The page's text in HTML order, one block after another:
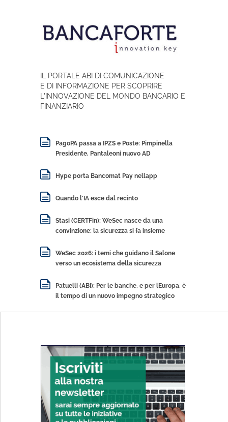
IL PORTALE ABI DI COMUNICAZIONE
E DI INFORMAZIONE PER SCOPRIRE
L'INNOVAZIONE DEL MONDO BANCARIO E
FINANZIARIO
PagoPA passa a IPZS e Poste: Pimpinella
Presidente, Pantaleoni nuovo AD
Hype porta Bancomat Pay nellapp
Quando l'IA esce dal recinto
Stasi (CERTFin): WeSec nasce da una
convinzione: la sicurezza si fa insieme
WeSec 2026: i temi che guidano il Salone
verso un ecosistema della sicurezza
Patuelli (ABI): Per le banche, e per lEuropa, è
il tempo di un nuovo impegno strategico